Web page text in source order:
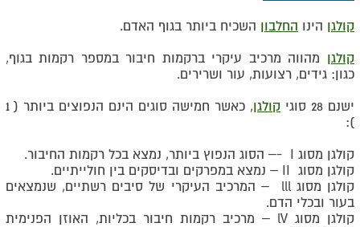
קולגן הינו החלבון השכיח ביותר בגוף האדם.
קולגן מהווה מרכיב עיקרי ברקמות חיבור במספר רקמות בגוף,
כגון: גידים, רצועות, עור ושרירים.
ישנם 28 סוגי
קולגן
, כאשר חמישה סוגים הינם הנפוצים ביותר ( 1
):
קולגן מסוגI -– הסוג הנפוץ ביותר, נמצא בכל רקמות החיבור.
קולגן מסוג II – נמצא במפרקים ובדיסקים בין חולייתיים.
קולגן מסוג lll
– המרכיב העיקרי של סיבים רשתיים, שנמצאים
בעור ובכלי הדם.
קולגן מסוגlV – מרכיב רקמות חיבור בכליות, האוזן הפנימית